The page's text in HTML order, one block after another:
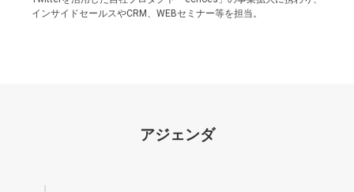
インサイドセールスやCRM、WEBセミナー等を担当。
アジェンダ